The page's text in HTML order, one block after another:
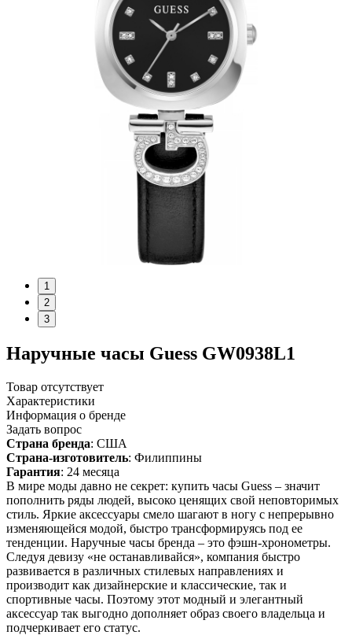
1
2
3
Наручные часы Guess GW0938L1
Товар отсутствует
Характеристики
Информация о бренде
Задать вопрос
Страна бренда: США
Страна-изготовитель: Филиппины
Гарантия: 24 месяца
В мире моды давно не секрет: купить часы Guess – значит
пополнить ряды людей, высоко ценящих свой неповторимых
стиль. Яркие аксессуары смело шагают в ногу с непрерывно
изменяющейся модой, быстро трансформируясь под ее
тенденции. Наручные часы бренда – это фэшн-хронометры.
Следуя девизу «не останавливайся», компания быстро
развивается в различных стилевых направлениях и
производит как дизайнерские и классические, так и
спортивные часы. Поэтому этот модный и элегантный
аксессуар так выгодно дополняет образ своего владельца и
подчеркивает его статус.